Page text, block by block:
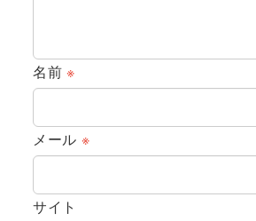
名前※
メール ※
サイト